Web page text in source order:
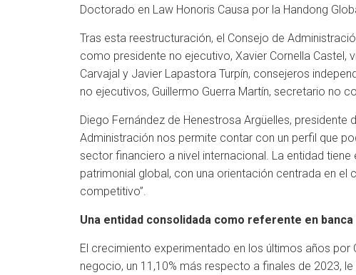
Doctorado en Law Honoris Causa por la Handong
Tras esta reestructuración, el Consejo de
como presidente no ejecutivo, Xavier Cornella Castel,
Carvajal y Javier Lapastora Turpín, consejeros
no ejecutivos, Guillermo Guerra Martín, secretario no
Diego Fernández de Henestrosa Argüelles,
Administración nos permite contar con un perfil que
sector financiero a nivel internacional. La entidad
patrimonial global, con una orientación centrada en
competitivo”.
Una entidad consolidada como referente en banca
El crecimiento experimentado en los últimos años por
negocio, un 11,10% más respecto a finales de 2023,